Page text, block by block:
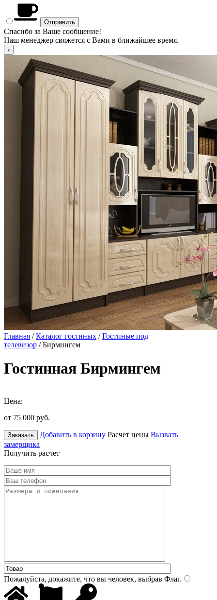
Спасибо за Ваше сообщение!
Наш менеджер свяжется с Вами в ближайшее время.
Главная /Каталог гостиных /Гостиные под
телевизор / Бирмингем
Гостинная Бирмингем
Цена:
от 75 000 руб.
Заказать Добавить в корзину Расчет цены Вызвать
замерщика
Получить расчет
Пожалуйста, докажите, что вы человек, выбрав Флаг.